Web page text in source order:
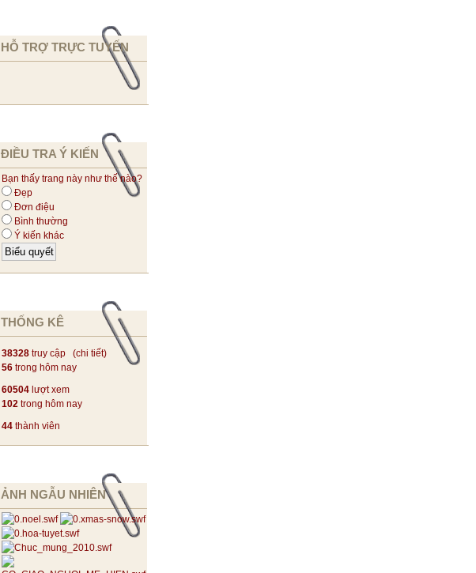
HỖ TRỢ TRỰC TUYẾN
ĐIỀU TRA Ý KIẾN
Bạn thấy trang này như thế nào?
Đẹp
Đơn điệu
Bình thường
Ý kiến khác
THỐNG KÊ
38328 truy cập (chi tiết)
56 trong hôm nay
60504 lượt xem
102 trong hôm nay
44 thành viên
ẢNH NGẪU NHIÊN